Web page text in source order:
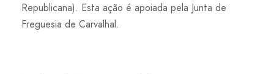
Republicana). Esta ação é apoiada pela Junta de
Freguesia de Carvalhal.